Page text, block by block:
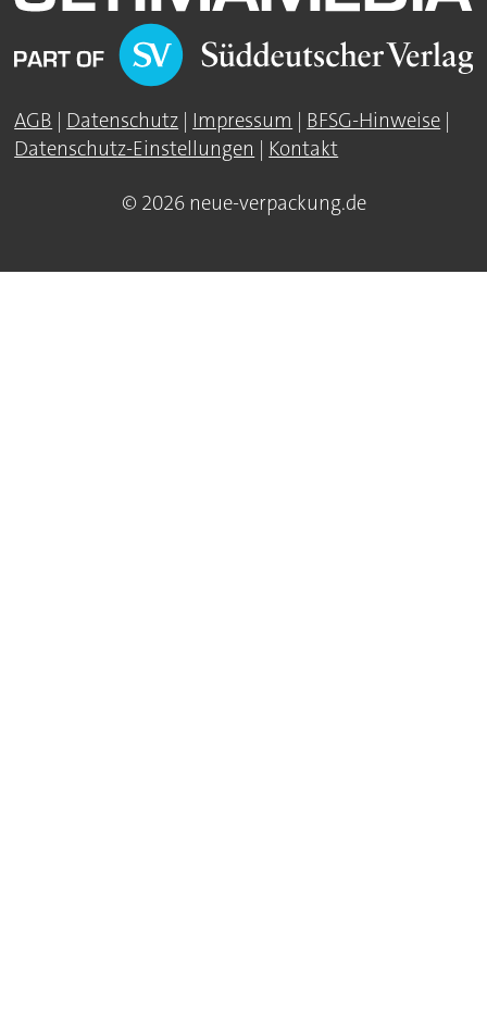
AGB | Datenschutz | Impressum | BFSG-Hinweise |
Datenschutz-Einstellungen | Kontakt
© 2026 neue-verpackung.de